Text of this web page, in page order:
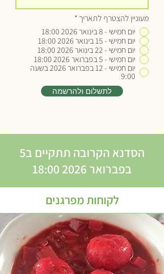
מעוניין להצטרף לתאריך *
יום חמישי - 8 בינואר 2026 18:00
יום חמישי - 15 בינואר 2026 18:00
יום חמישי - 22 בינואר 2026 18:00
יום חמישי - 5 בפברואר 2026 18:00
יום חמישי - 12 בפברואר 2026 בשעה
9:00
לתשלום ולהרשמה
הסדנא הקרובה תתקיים ב5
בפברואר 2026 18:00
לקוחות מפרגנים